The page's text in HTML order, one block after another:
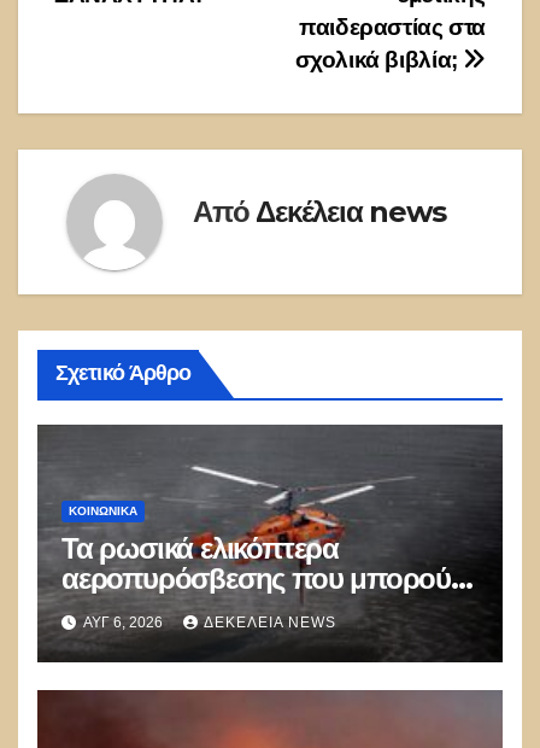
παιδεραστίας στα
σχολικά βιβλία;
Από Δεκέλεια news
Σχετικό Άρθρο
ΚΟΙΝΩΝΙΚΑ
Τα ρωσικά ελικόπτερα
αεροπυρόσβεσης που μπορούν
να ρίχνουν 5 τόνους νερού με 8
μποφόρ
ΑΥΓ 6, 2026 ΔΕΚΈΛΕΙΑ NEWS